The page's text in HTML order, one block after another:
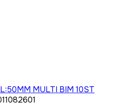
MULTI BIM 10ST
1082601